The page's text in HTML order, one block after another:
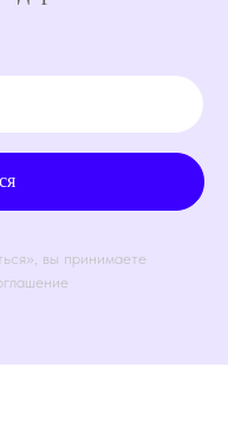
вы принимаете